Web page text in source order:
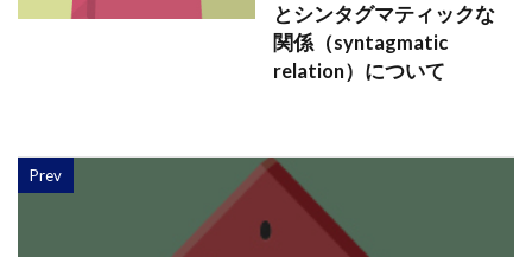
とシンタグマティックな
関係（syntagmatic
relation）について
Prev